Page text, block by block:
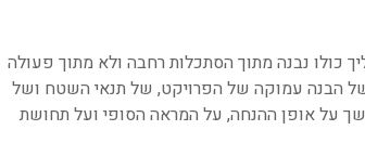
כולו נבנה מתוך הסתכלות רחבה ולא מתוך פעולה
הבנה עמוקה של הפרויקט, של תנאי השטח ושל
על אופן ההנחה, על המראה הסופי ועל תחושת